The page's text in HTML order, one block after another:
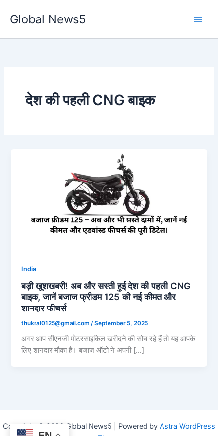
Global News5
देश की पहली CNG बाइक
India
बड़ी खुशखबरी! अब और सस्ती हुई देश की पहली CNG
बाइक, जानें बजाज फ्रीडम 125 की नई कीमत और
शानदार फीचर्स
thukral0125@gmail.com /September 5, 2025
अगर आप सीएनजी मोटरसाइकिल खरीदने की सोच रहे हैं तो यह आपके
लिए शानदार मौका है। बजाज ऑटो ने अपनी […]
Copyright © 2026 Global News5 | Powered by Astra WordPress